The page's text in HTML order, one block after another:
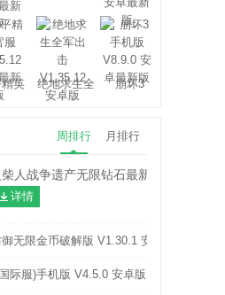
Surfers
英
绝地求生全
军出击
崩坏3
周排行 月排行
柴人战争遗产无限钻石最新破解版
详情
无限金币破解版 V1.30.1 安卓版
际服)手机版 V4.5.0 安卓版